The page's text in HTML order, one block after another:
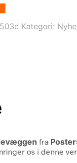
Kategori:
fra
os i denne